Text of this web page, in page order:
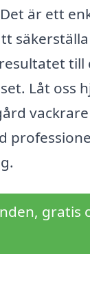
är ett
till
Låt oss
gratis